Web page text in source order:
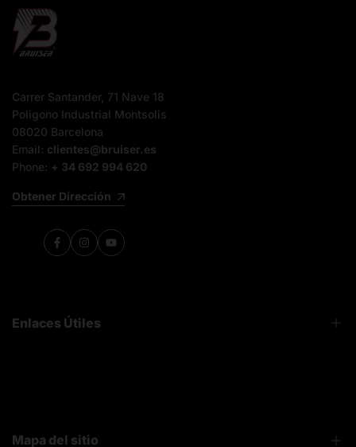
Carrer Santander, 71 Nave 18
Poligono Industrial Montsolis
08020 Barcelona
Email: clientes@bruiser.es
Phone: + 34 692 994 620
Obtener Dirección
FacebookInstagramYouTube
Enlaces Útiles
Contacto
Mapa del sitio